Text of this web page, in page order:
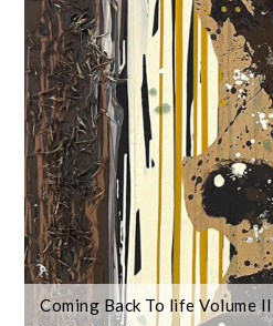
Coming Back To life Volume II